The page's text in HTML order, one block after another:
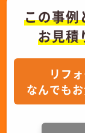
この事例
お見積
リフ
なんでも